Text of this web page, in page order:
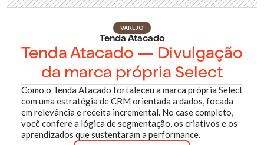
VAREJO
Tenda Atacado
Tenda Atacado — Divulgação
da marca própria Select
Como o Tenda Atacado fortaleceu a marca própria Select
com uma estratégia de CRM orientada a dados, focada
em relevância e receita incremental. No case completo,
você confere a lógica de segmentação, os criativos e os
aprendizados que sustentaram a performance.